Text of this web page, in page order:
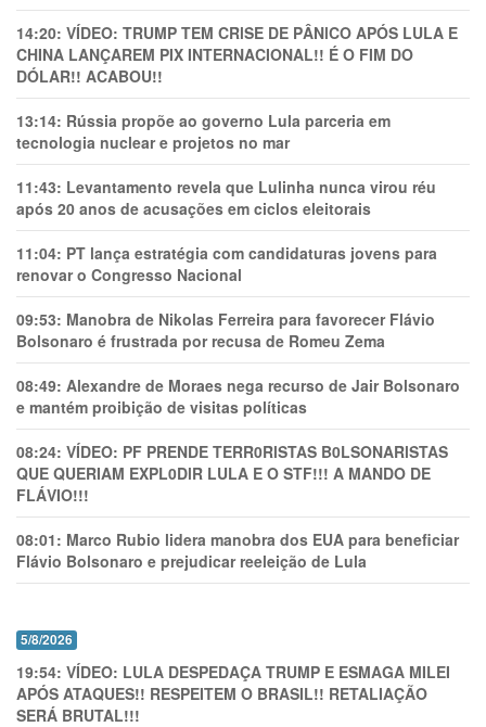
14:20: VÍDEO: TRUMP TEM CRlSE DE PÂNlCO APÓS LULA E
CHINA LANÇAREM PIX INTERNACIONAL!! É O FIM DO
DÓLAR!! ACABOU!!
13:14: Rússia propõe ao governo Lula parceria em
tecnologia nuclear e projetos no mar
11:43: Levantamento revela que Lulinha nunca virou réu
após 20 anos de acusações em ciclos eleitorais
11:04: PT lança estratégia com candidaturas jovens para
renovar o Congresso Nacional
09:53: Manobra de Nikolas Ferreira para favorecer Flávio
Bolsonaro é frustrada por recusa de Romeu Zema
08:49: Alexandre de Moraes nega recurso de Jair Bolsonaro
e mantém proibição de visitas políticas
08:24: VÍDEO: PF PRENDE TERR0RlSTAS B0LSONARlSTAS
QUE QUERIAM EXPL0DlR LULA E O STF!!! A MANDO DE
FLÁVIO!!!
08:01: Marco Rubio lidera manobra dos EUA para beneficiar
Flávio Bolsonaro e prejudicar reeleição de Lula
5/8/2026
19:54: VÍDEO: LULA DESPEDAÇA TRUMP E ESMAGA MILEI
APÓS ATAQUES!! RESPEITEM O BRASIL!! RETALIAÇÃO
SERÁ BRUTAL!!!